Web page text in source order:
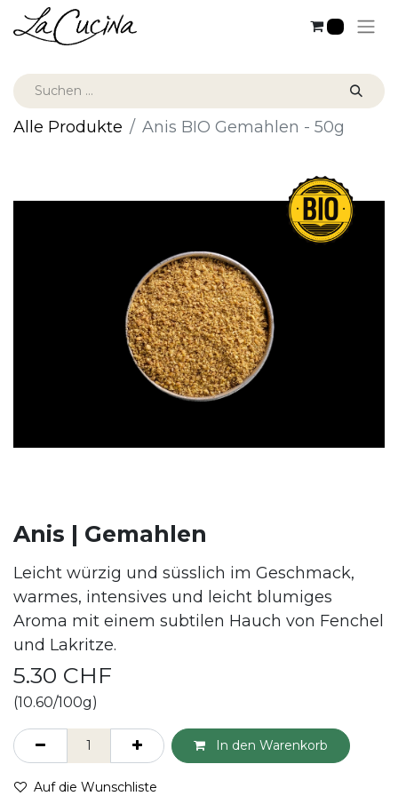
Alle Produkte Anis BIO Gemahlen - 50g
Anis | Gemahlen
Leicht würzig und süsslich im Geschmack,
warmes, intensives und leicht blumiges
Aroma mit einem subtilen Hauch von Fenchel
und Lakritze.
5.30 CHF
(10.60/100g)
In den Warenkorb
Auf die Wunschliste